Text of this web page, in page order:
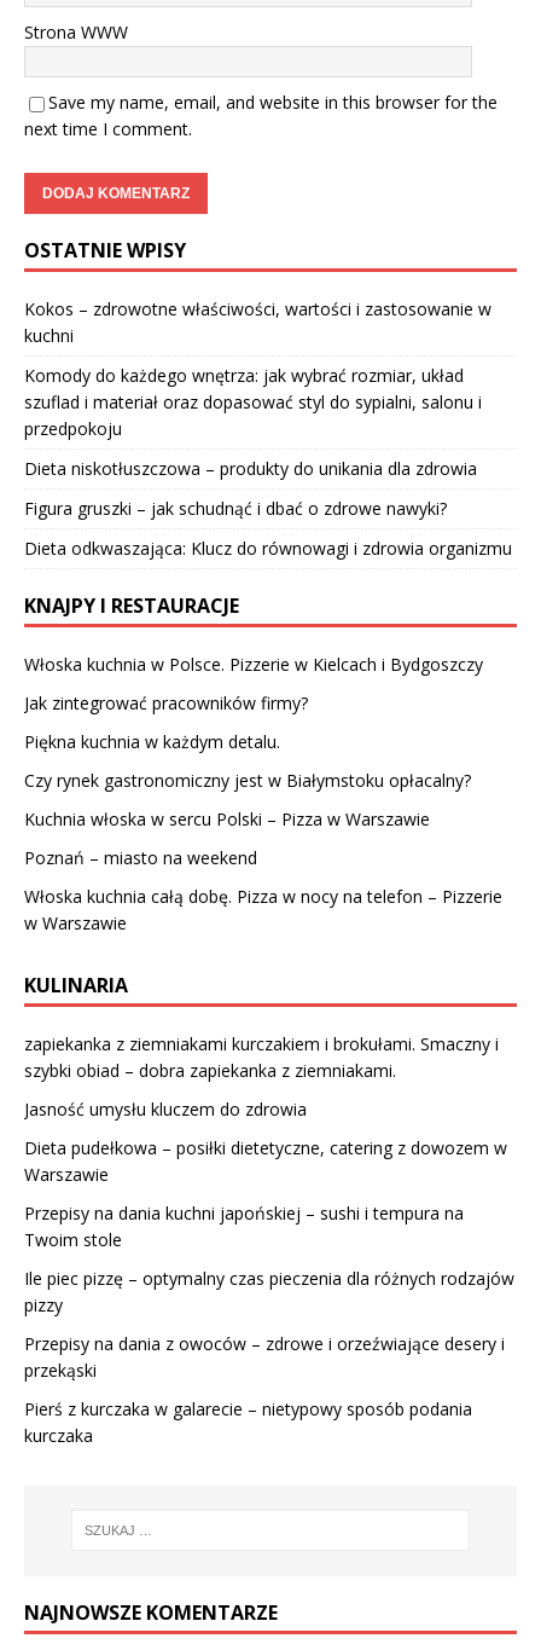
Strona WWW
Save my name, email, and website in this browser for the
next time I comment.
OSTATNIE WPISY
Kokos – zdrowotne właściwości, wartości i zastosowanie w
kuchni
Komody do każdego wnętrza: jak wybrać rozmiar, układ
szuflad i materiał oraz dopasować styl do sypialni, salonu i
przedpokoju
Dieta niskotłuszczowa – produkty do unikania dla zdrowia
Figura gruszki – jak schudnąć i dbać o zdrowe nawyki?
Dieta odkwaszająca: Klucz do równowagi i zdrowia organizmu
KNAJPY I RESTAURACJE
Włoska kuchnia w Polsce. Pizzerie w Kielcach i Bydgoszczy
Jak zintegrować pracowników firmy?
Piękna kuchnia w każdym detalu.
Czy rynek gastronomiczny jest w Białymstoku opłacalny?
Kuchnia włoska w sercu Polski – Pizza w Warszawie
Poznań – miasto na weekend
Włoska kuchnia całą dobę. Pizza w nocy na telefon – Pizzerie
w Warszawie
KULINARIA
zapiekanka z ziemniakami kurczakiem i brokułami. Smaczny i
szybki obiad – dobra zapiekanka z ziemniakami.
Jasność umysłu kluczem do zdrowia
Dieta pudełkowa – posiłki dietetyczne, catering z dowozem w
Warszawie
Przepisy na dania kuchni japońskiej – sushi i tempura na
Twoim stole
Ile piec pizzę – optymalny czas pieczenia dla różnych rodzajów
pizzy
Przepisy na dania z owoców – zdrowe i orzeźwiające desery i
przekąski
Pierś z kurczaka w galarecie – nietypowy sposób podania
kurczaka
NAJNOWSZE KOMENTARZE